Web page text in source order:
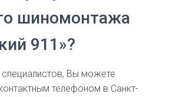
шиномонтажа
911»?
Вы можете
телефоном в Санкт-